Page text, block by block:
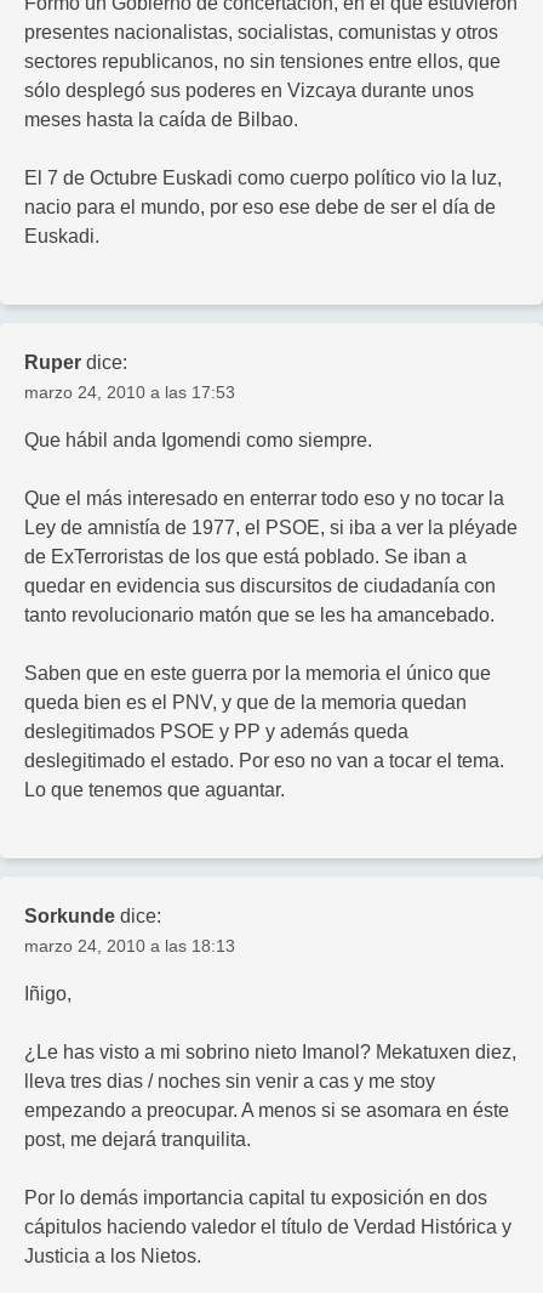
presentes nacionalistas, socialistas, comunistas y otros
sectores republicanos, no sin tensiones entre ellos, que
sólo desplegó sus poderes en Vizcaya durante unos
meses hasta la caída de Bilbao.
El 7 de Octubre Euskadi como cuerpo político vio la luz,
nacio para el mundo, por eso ese debe de ser el día de
Euskadi.
Ruper dice:
marzo 24, 2010 a las 17:53
Que hábil anda Igomendi como siempre.
Que el más interesado en enterrar todo eso y no tocar la
Ley de amnistía de 1977, el PSOE, si iba a ver la pléyade
de ExTerroristas de los que está poblado. Se iban a
quedar en evidencia sus discursitos de ciudadanía con
tanto revolucionario matón que se les ha amancebado.
Saben que en este guerra por la memoria el único que
queda bien es el PNV, y que de la memoria quedan
deslegitimados PSOE y PP y además queda
deslegitimado el estado. Por eso no van a tocar el tema.
Lo que tenemos que aguantar.
Sorkunde dice:
marzo 24, 2010 a las 18:13
Iñigo,
¿Le has visto a mi sobrino nieto Imanol? Mekatuxen diez,
lleva tres dias / noches sin venir a cas y me stoy
empezando a preocupar. A menos si se asomara en éste
post, me dejará tranquilita.
Por lo demás importancia capital tu exposición en dos
cápitulos haciendo valedor el título de Verdad Histórica y
Justicia a los Nietos.